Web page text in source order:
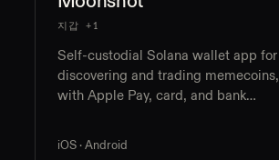
지갑 +1
Self-custodial Solana wallet app for
discovering and trading memecoins,
with Apple Pay, card, and bank
cash-outs, and exportable wallet keys
iOS · Android